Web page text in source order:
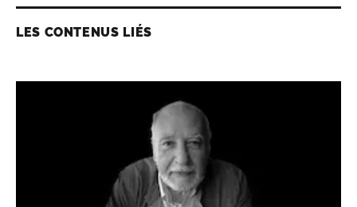
LES CONTENUS LIÉS